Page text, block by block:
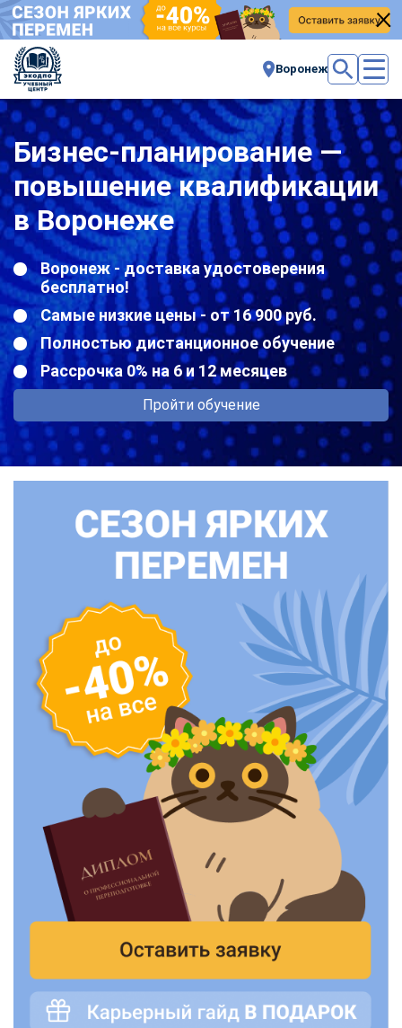
Воронеж
Бизнес-планирование —
повышение квалификации
в Воронеже
Воронеж - доставка удостоверения
бесплатно!
Самые низкие цены - от 16 900 руб.
Полностью дистанционное обучение
Рассрочка 0% на 6 и 12 месяцев
Пройти обучение